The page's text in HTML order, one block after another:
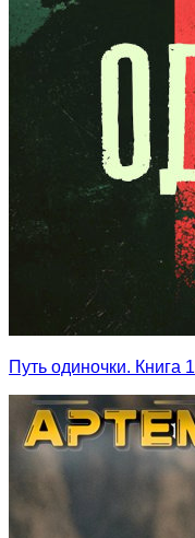
Путь одиночки. Книга 1